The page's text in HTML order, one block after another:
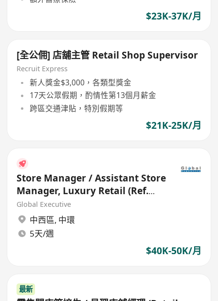
$23K-37K/月
[全公佣] 店舖主管 Retail Shop Supervisor
Recruit Express
新人獎金$3,000，各類型獎金
17天公眾假期，酌情性第13個月薪金
跨區交通津貼，特別假期等
$21K-25K/月
Store Manager / Assistant Store
Manager, Luxury Retail (Ref.
No.: 27114)
Global Executive
中西區, 中環
5天/週
$40K-50K/月
最新